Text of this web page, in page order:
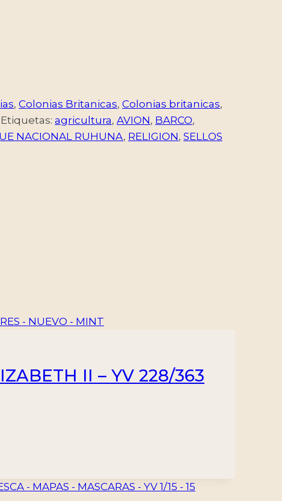
, Colonias Britanicas, Colonias britanicas,
Etiquetas: agricultura, AVION, BARCO,
NACIONAL RUHUNA, RELIGION, SELLOS
II – YV 228/363